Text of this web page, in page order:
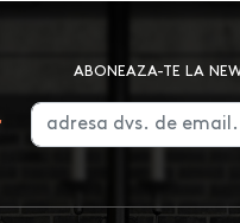
ABONEAZA-TE LA